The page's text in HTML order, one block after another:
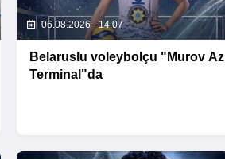
06.08.2026 - 14:07
Belaruslu voleybolçu "Murov Az
Terminal"da